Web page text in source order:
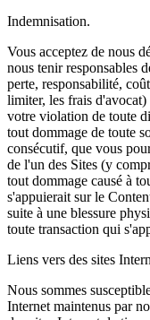
Indemnisation.
Vous acceptez de nous
nous tenir responsables
perte, responsabilité,
limiter, les frais
votre violation de toute
tout dommage de toute
consécutif, que vous
de l'un des Sites (y
tout dommage causé à
s'appuierait sur le
suite à une blessure
toute transaction qui
Liens vers des sites
Nous sommes
Internet maintenus par